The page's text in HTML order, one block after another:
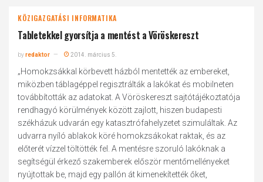
KÖZIGAZGATÁSI INFORMATIKA
Tabletekkel gyorsítja a mentést a Vöröskereszt
byredaktor 2014. március 5.
„Homokzsákkal körbevett házból mentették az embereket,
miközben táblagéppel regisztrálták a lakókat és mobilneten
továbbították az adatokat. A Vöröskereszt sajtótájékoztatója
rendhagyó körülmények között zajlott, hiszen budapesti
székházuk udvarán egy katasztrófahelyzetet szimuláltak. Az
udvarra nyíló ablakok köré homokzsákokat raktak, és az
előterét vízzel töltötték fel. A mentésre szoruló lakóknak a
segítségül érkező szakemberek először mentőmellényeket
nyújtottak be, majd egy pallón át kimenekítették őket,